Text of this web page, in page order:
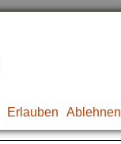
Erlauben Ablehnen